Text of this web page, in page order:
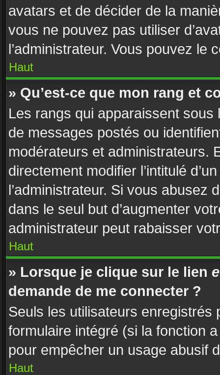
avatars et de décider de la
vous ne pouvez pas utiliser
l’administrateur. Vous pouvez le
Haut
» Qu’est-ce que mon rang et
Les rangs qui apparaissent sous
de messages postés ou
modérateurs et administrateurs.
directement modifier l’intitulé
l’administrateur. Si vous abusez
dans le seul but d’augmenter
administrateur peut rabaisser
Haut
» Lorsque je clique sur le lien
demande de me connecter ?
Seuls les utilisateurs enregistrés
formulaire intégré (si la fonction
pour empêcher un usage abusif
Haut